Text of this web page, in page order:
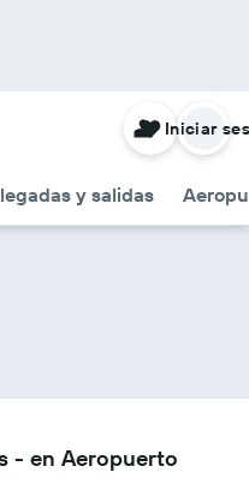
y salidas
Iniciar
- en Aeropuerto